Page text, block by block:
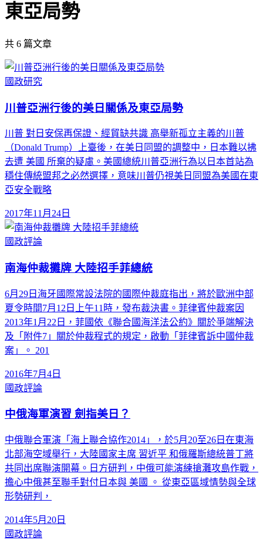
東亞局勢
共 6 篇文章
國政研究
川普亞洲行後的美日關係及東亞局勢
川普 對日安保再保證、經貿缺共識 高舉新孤立主義的川普
（Donald Trump）上臺後，在美日同盟的調整中，日本難以拂
去遭 美國 所棄的疑慮。美國總統川普亞洲行為以日本首站為
穩住傳統盟邦之必然選擇，意味川普仍視美日同盟為美國在東
亞安全戰略
2017年11月24日
國政評論
南海仲裁攤牌 大陸招手菲總統
6月29日海牙國際常設法院的國際仲裁庭指出，將於歐洲中部
夏令時間7月12日上午11時，發布裁決書。菲律賓仲裁案因
2013年1月22日，菲國依《聯合國海洋法公約》關於爭端解決
及「附件7」關於仲裁程式的規定，啟動「菲律賓訴中國仲裁
案」。 201
2016年7月4日
國政評論
中俄海軍演習 劍指美日？
中俄聯合軍演「海上聯合協作2014」，於5月20至26日在東海
北部海空域舉行，大陸國家主席 習近平 和俄羅斯總統普丁將
共同出席聯演開幕。日方研判，中俄可能演練搶灘攻島作戰，
擔心中俄甚至聯手對付日本與 美國 。 從東亞區域情勢與全球
形勢研判，
2014年5月20日
國政評論